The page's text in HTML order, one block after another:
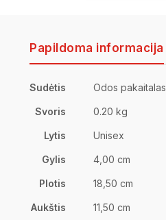
Papildoma informacija
Sudėtis Odos pakaitalas
Svoris 0.20 kg
Lytis Unisex
Gylis 4,00 cm
Plotis 18,50 cm
Aukštis 11,50 cm